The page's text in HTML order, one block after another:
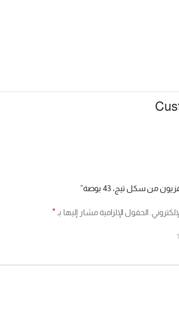
من سكل تيج، 43 بوصة”
الحقول الإلزامية مشار إليها بـ*